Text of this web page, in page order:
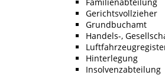
Familienabteilung
Gerichtsvollzieher
Grundbuchamt
Handels-,
Hinterlegung
Insolvenzabteilung